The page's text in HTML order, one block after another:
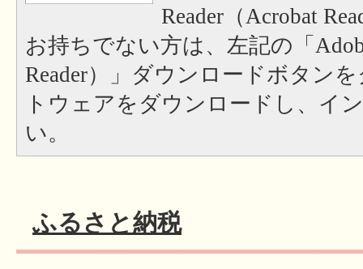
Reader（Acrobat
お持ちでない方は、左記の「
Reader）」ダウンロードボタン
トウェアをダウンロードし、イ
い。
ふるさと納税